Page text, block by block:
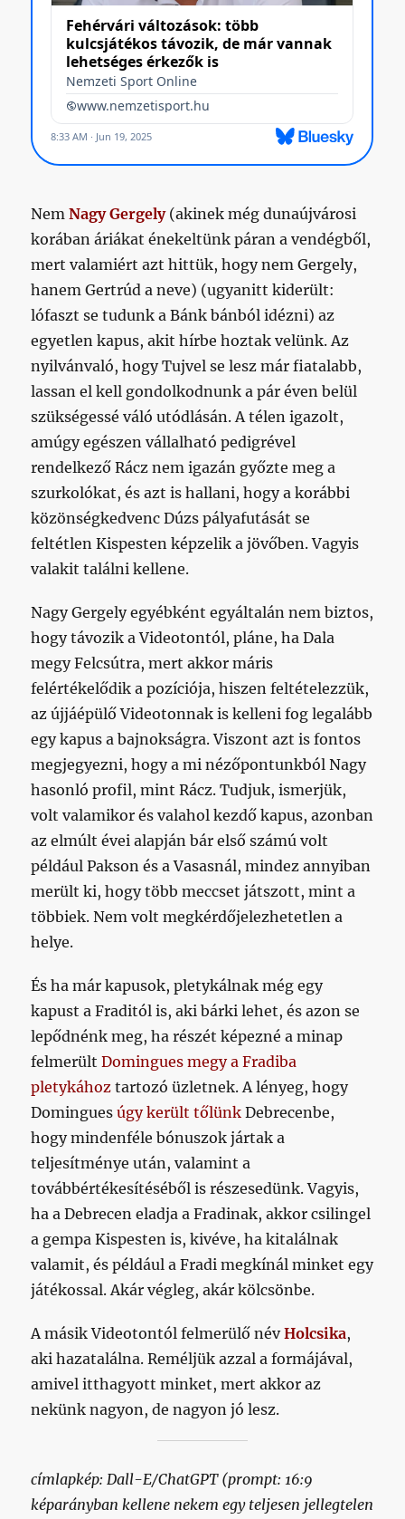
NemNagy Gergely(akinek még dunaújvárosi
korában áriákat énekeltünk páran a vendégből,
mert valamiért azt hittük, hogy nem Gergely,
hanem Gertrúd a neve) (ugyanitt kiderült:
lófaszt se tudunk a Bánk bánból idézni) az
egyetlen kapus, akit hírbe hoztak velünk. Az
nyilvánvaló, hogy Tujvel se lesz már fiatalabb,
lassan el kell gondolkodnunk a pár éven belül
szükségessé váló utódlásán. A télen igazolt,
amúgy egészen vállalható pedigrével
rendelkező Rácz nem igazán győzte meg a
szurkolókat, és azt is hallani, hogy a korábbi
közönségkedvenc Dúzs pályafutását se
feltétlen Kispesten képzelik a jövőben. Vagyis
valakit találni kellene.
Nagy Gergely egyébként egyáltalán nem biztos,
hogy távozik a Videotontól, pláne, ha Dala
megy Felcsútra, mert akkor máris
felértékelődik a pozíciója, hiszen feltételezzük,
az újjáépülő Videotonnak is kelleni fog legalább
egy kapus a bajnokságra. Viszont azt is fontos
megjegyezni, hogy a mi nézőpontunkból Nagy
hasonló profil, mint Rácz. Tudjuk, ismerjük,
volt valamikor és valahol kezdő kapus, azonban
az elmúlt évei alapján bár első számú volt
például Pakson és a Vasasnál, mindez annyiban
merült ki, hogy több meccset játszott, mint a
többiek. Nem volt megkérdőjelezhetetlen a
helye.
És ha már kapusok, pletykálnak még egy
kapust a Fraditól is, aki bárki lehet, és azon se
lepődnénk meg, ha részét képezné a minap
felmerültDomingues megy a Fradiba
pletykához tartozó üzletnek. A lényeg, hogy
Dominguesúgy került tőlünk Debrecenbe,
hogy mindenféle bónuszok jártak a
teljesítménye után, valamint a
továbbértékesítéséből is részesedünk. Vagyis,
ha a Debrecen eladja a Fradinak, akkor csilingel
a gempa Kispesten is, kivéve, ha kitalálnak
valamit, és például a Fradi megkínál minket egy
játékossal. Akár végleg, akár kölcsönbe.
A másik Videotontól felmerülő névHolcsika,
aki hazatalálna. Reméljük azzal a formájával,
amivel itthagyott minket, mert akkor az
nekünk nagyon, de nagyon jó lesz.
címlapkép: Dall-E/ChatGPT (prompt: 16:9
képarányban kellene nekem egy teljesen jellegtelen